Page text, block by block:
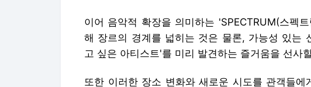
이어 음악적 확장을 의미하는 'SPECTRUM(스펙
해 장르의 경계를 넓히는 것은 물론, 가능성 있는
고 싶은 아티스트'를 미리 발견하는 즐거움을 선사
또한 이러한 장소 변화와 새로운 시도를 관객들